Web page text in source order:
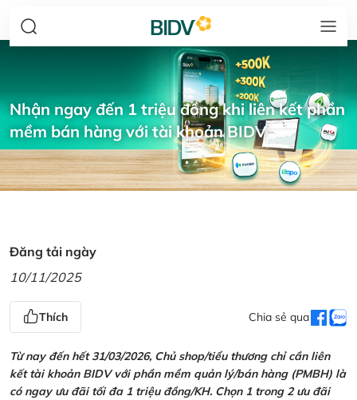
Nhận ngay đến 1 triệu đồng khi liên kết phần
mềm bán hàng với tài khoản BIDV
Đăng tải ngày
10/11/2025
Thích Chia sẻ qua
Từ nay đến hết 31/03/2026, Chủ shop/tiểu thương chỉ cần liên
kết tài khoản BIDV với phần mềm quản lý/bán hàng (PMBH) là
có ngay ưu đãi tối đa 1 triệu đồng/KH. Chọn 1 trong 2 ưu đãi